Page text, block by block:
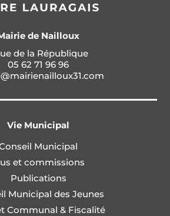
de Nailloux
de la République
05 62 71 96 96
Vie Municipal
Municipal
et commissions
Publications
Municipal des Jeunes
Communal & Fiscalité